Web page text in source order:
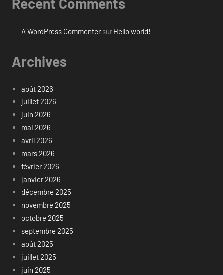
Recent Comments
A WordPress Commentersur Hello world!
Archives
août 2026
juillet 2026
juin 2026
mai 2026
avril 2026
mars 2026
février 2026
janvier 2026
décembre 2025
novembre 2025
octobre 2025
septembre 2025
août 2025
juillet 2025
juin 2025